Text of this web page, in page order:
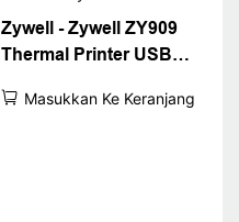
Zywell - Zywell ZY909
Thermal Printer USB
Printer Desktop
Masukkan Ke Keranjang